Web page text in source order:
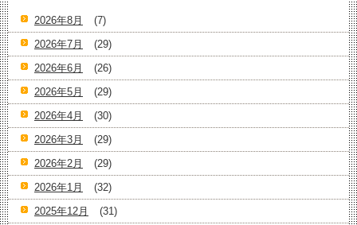
2026年8月
(7)
2026年7月
(29)
2026年6月
(26)
2026年5月
(29)
2026年4月
(30)
2026年3月
(29)
2026年2月
(29)
2026年1月
(32)
2025年12月
(31)